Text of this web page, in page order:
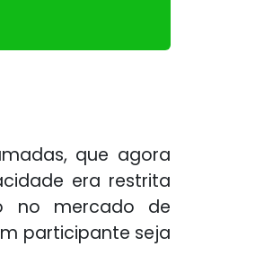
que agora
era restrita
no mercado de
participante seja